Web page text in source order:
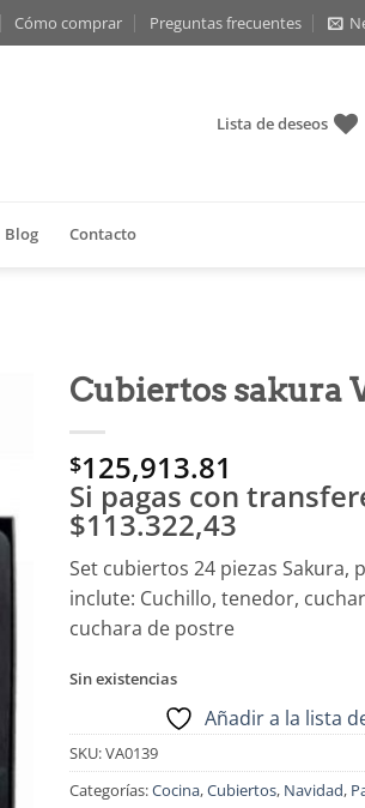
Cómo comprar Preguntas frecuentes
Lista de deseos
Blog Contacto
Cubiertos sakura
$125,913.81
Si pagas con
$113.322,43
Set cubiertos 24 piezas Sakura,
inclute: Cuchillo, tenedor,
cuchara de postre
Sin existencias
Añadir a la lista
SKU:VA0139
Categorías:Cocina,Cubiertos, Navidad,